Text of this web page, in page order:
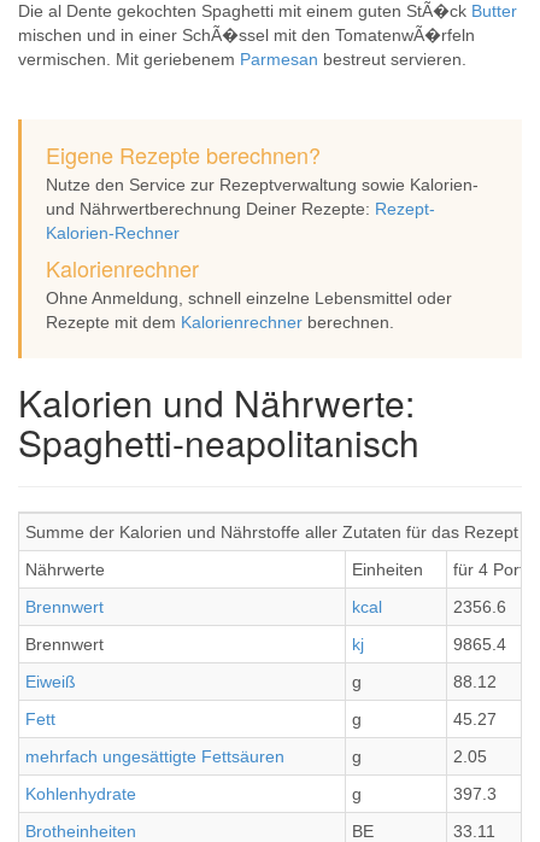
Die al Dente gekochten Spaghetti mit einem guten StÃ�ck Butter
mischen und in einer SchÃ�ssel mit den TomatenwÃ�rfeln
vermischen. Mit geriebenem Parmesan bestreut servieren.
Eigene Rezepte berechnen?
Nutze den Service zur Rezeptverwaltung sowie Kalorien-
und Nährwertberechnung Deiner Rezepte: Rezept-
Kalorien-Rechner
Kalorienrechner
Ohne Anmeldung, schnell einzelne Lebensmittel oder
Rezepte mit dem Kalorienrechner berechnen.
Kalorien und Nährwerte:
Spaghetti-neapolitanisch
Summe der Kalorien und Nährstoffe aller Zutaten für das Rezept
Nährwerte
Einheiten
für 4
Brennwert
kcal
2356.6
Brennwert
kj
9865.4
Eiweiß
g
88.12
Fett
g
45.27
mehrfach ungesättigte Fettsäuren
g
2.05
Kohlenhydrate
g
397.3
Brotheinheiten
BE
33.11